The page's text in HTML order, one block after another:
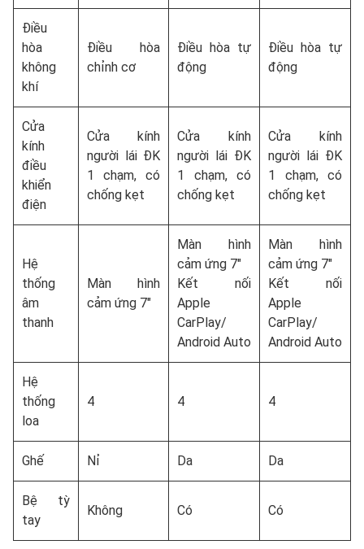
Điều
hòa
không
khí
Điều hòa
chỉnh cơ
Điều hòa tự
động
Điều hòa tự
động
Cửa
kính
điều
khiển
điện
Cửa kính
người lái ĐK
1 chạm, có
chống kẹt
Cửa kính
người lái ĐK
1 chạm, có
chống kẹt
Cửa kính
người lái ĐK
1 chạm, có
chống kẹt
Hệ
thống
âm
thanh
Màn hình
cảm ứng 7″
Màn hình
cảm ứng 7″
Kết nối
Apple
CarPlay/
Android Auto
Màn hình
cảm ứng 7″
Kết nối
Apple
CarPlay/
Android Auto
Hệ
thống
loa
4 4 4
Ghế Nỉ Da Da
Bệ tỳ
tay
Không Có Có